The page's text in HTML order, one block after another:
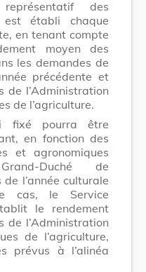
des
est établi chaque
en tenant compte
moyen des
les demandes de
précédente et
de l’Administration
de l’agriculture.
fixé pourra être
en fonction des
et agronomiques
Duché de
l’année culturale
cas, le Service
le rendement
de l’Administration
de l’agriculture,
prévus à l’alinéa